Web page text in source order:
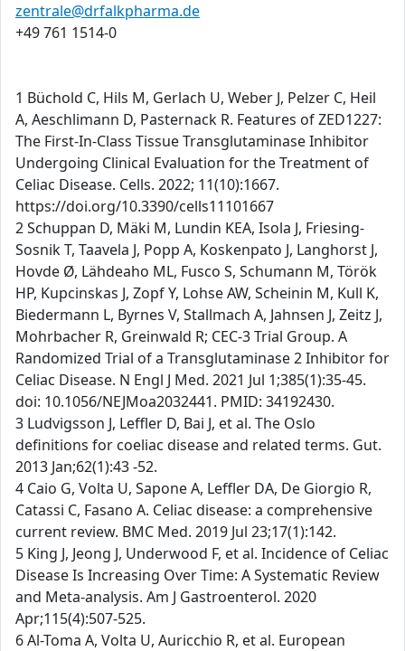
zentrale@drfalkpharma.de
+49 761 1514-0
1 Büchold C, Hils M, Gerlach U, Weber J, Pelzer C, Heil
A, Aeschlimann D, Pasternack R. Features of ZED1227:
The First-In-Class Tissue Transglutaminase Inhibitor
Undergoing Clinical Evaluation for the Treatment of
Celiac Disease. Cells. 2022; 11(10):1667.
https://doi.org/10.3390/cells11101667
2 Schuppan D, Mäki M, Lundin KEA, Isola J, Friesing-
Sosnik T, Taavela J, Popp A, Koskenpato J, Langhorst J,
Hovde Ø, Lähdeaho ML, Fusco S, Schumann M, Török
HP, Kupcinskas J, Zopf Y, Lohse AW, Scheinin M, Kull K,
Biedermann L, Byrnes V, Stallmach A, Jahnsen J, Zeitz J,
Mohrbacher R, Greinwald R; CEC-3 Trial Group. A
Randomized Trial of a Transglutaminase 2 Inhibitor for
Celiac Disease. N Engl J Med. 2021 Jul 1;385(1):35-45.
doi: 10.1056/NEJMoa2032441. PMID: 34192430.
3 Ludvigsson J, Leffler D, Bai J, et al. The Oslo
definitions for coeliac disease and related terms. Gut.
2013 Jan;62(1):43 -52.
4 Caio G, Volta U, Sapone A, Leffler DA, De Giorgio R,
Catassi C, Fasano A. Celiac disease: a comprehensive
current review. BMC Med. 2019 Jul 23;17(1):142.
5 King J, Jeong J, Underwood F, et al. Incidence of Celiac
Disease Is Increasing Over Time: A Systematic Review
and Meta-analysis. Am J Gastroenterol. 2020
Apr;115(4):507-525.
6 Al-Toma A, Volta U, Auricchio R, et al. European